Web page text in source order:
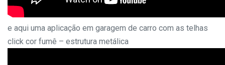
e aqui uma aplicação em garagem de carro com as telhas
click cor fumê – estrutura metálica